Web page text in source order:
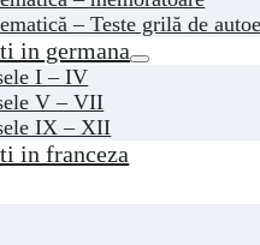
– Teste grilă de
in germana
I – IV
V – VII
IX – XII
in franceza